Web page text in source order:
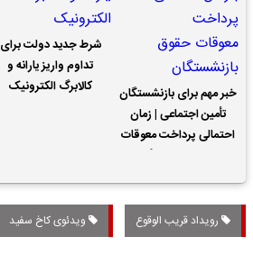
خبر مهم برای بازنشستگان
تأمین اجتماعی | زمان
احتمالی پرداخت معوقات
شرط جدید دولت برای
تداوم واریز یارانه و
کالابرگ الکترونیک
رویداد قریب الوقوع ویدئوی کاخ سفید